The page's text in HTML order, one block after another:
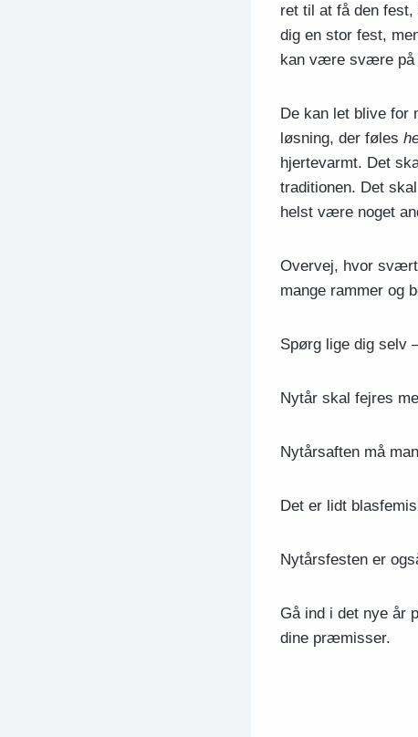
ret til at få den
dig en stor fest,
kan være svære på
De kan let blive for
løsning, der føles
hjertevarmt. Det
traditionen. Det
helst være noget
Overvej, hvor
mange rammer og
Spørg lige dig selv
Nytår skal fejres
Nytårsaften må
Det er lidt
Nytårsfesten er
Gå ind i det nye år
dine præmisser.